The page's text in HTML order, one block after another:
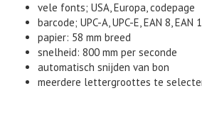
vele fonts; USA, Europa, codepage
barcode; UPC-A, UPC-E, EAN 8, EAN
papier: 58 mm breed
snelheid: 800 mm per seconde
automatisch snijden van bon
meerdere lettergroottes te